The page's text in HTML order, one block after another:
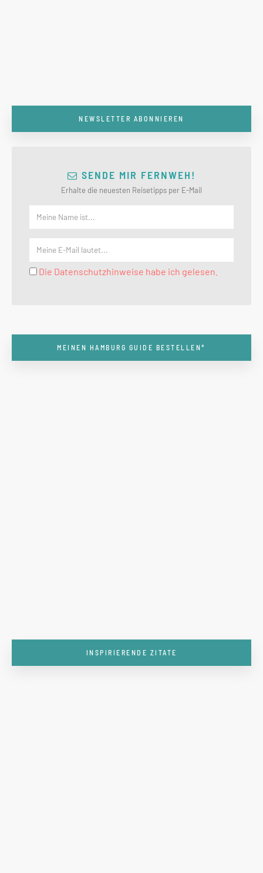
NEWSLETTER ABONNIEREN
SENDE MIR FERNWEH!
Erhalte die neuesten Reisetipps per E-Mail
Die Datenschutzhinweise habe ich gelesen.
MEINEN HAMBURG GUIDE BESTELLEN*
INSPIRIERENDE ZITATE